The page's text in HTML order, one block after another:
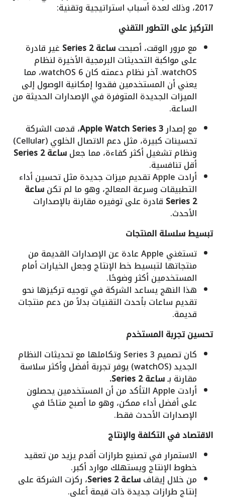
2017، وذلك لعدة أسباب استراتيجية وتقنية:
التركيز على التطور التقني
مع مرور الوقت، أصبحتساعة Series 2 غير قادرة
على مواكبة التحديثات البرمجية الأخيرة لنظام
watchOS. آخر نظام دعمته كان watchOS 6، مما
يعني أن المستخدمين فقدوا إمكانية الوصول إلى
الميزات الجديدة المتوفرة في الإصدارات الحديثة من
الساعة.
مع إصدارApple Watch Series 3، قدمت الشركة
تحسينات كبيرة، مثل دعم الاتصال الخلوي (Cellular)
ونظام تشغيل أكثر كفاءة، مما جعلساعة Series 2
أقل تنافسية.
أرادت Apple تقديم ميزات جديدة مثل تحسين أداء
التطبيقات وسرعة المعالج، وهو ما لم تكنساعة
Series 2 قادرة على توفيره مقارنة بالإصدارات
الأحدث.
تبسيط سلسلة المنتجات
تستغني Apple عادة عن الإصدارات القديمة من
منتجاتها لتبسيط خط الإنتاج وجعل الخيارات أمام
المستخدمين أكثر وضوحًا.
هذا النهج يساعد الشركة في توجيه تركيزها نحو
تقديم ساعات بأحدث التقنيات بدلاً من دعم منتجات
قديمة.
تحسين تجربة المستخدم
كان تصميم Series 3 وتكاملها مع تحديثات النظام
الجديد (watchOS) يوفر تجربة أفضل وأكثر سلاسة
مقارنة بـساعة Series 2.
أرادت Apple التأكد من أن المستخدمين يحصلون
على أفضل أداء ممكن، وهو ما أصبح متاحًا في
الإصدارات الأحدث فقط.
الاقتصاد في التكلفة والإنتاج
الاستمرار في تصنيع طرازات أقدم يزيد من تعقيد
خطوط الإنتاج ويستهلك موارد أكبر.
من خلال إيقافساعة Series 2 ، ركزت الشركة على
إنتاج طرازات جديدة ذات قيمة أعلى.